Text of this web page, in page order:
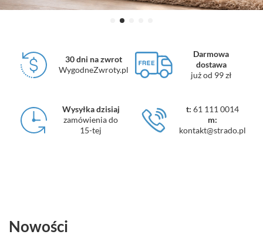
30 dni na zwrot
WygodneZwroty.pl
Darmowa
dostawa
już od 99 zł
Wysyłka dzisiaj
zamówienia do
15-tej
t: 61 111 0014
m:
kontakt@strado.pl
Nowości